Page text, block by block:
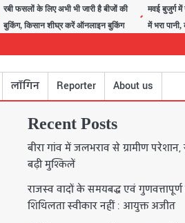
रबी फसलों के लिए अभी भी जारी है बीजों की
बुकिंग, किसान शीघ्र करें ऑनलाइन बुकिंग
मवई बुजुर्ग
में भरा
लॉगिन Reporter About us
Recent Posts
बीरा गांव में जलभराव से ग्रामीण
बढ़ी मुश्किलें
राजस्व वादों के समयबद्ध एवं
शिथिलता स्वीकार नहीं : आयुक्त अजीत